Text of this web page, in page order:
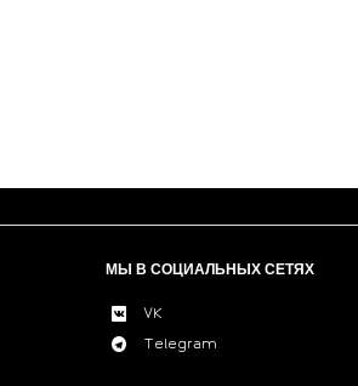
МЫ В СОЦИАЛЬНЫХ СЕТЯХ
VK
Telegram